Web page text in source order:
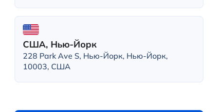
США, Нью-Йорк
228 Park Ave S, Нью-Йорк, Нью-Йорк,
10003, США